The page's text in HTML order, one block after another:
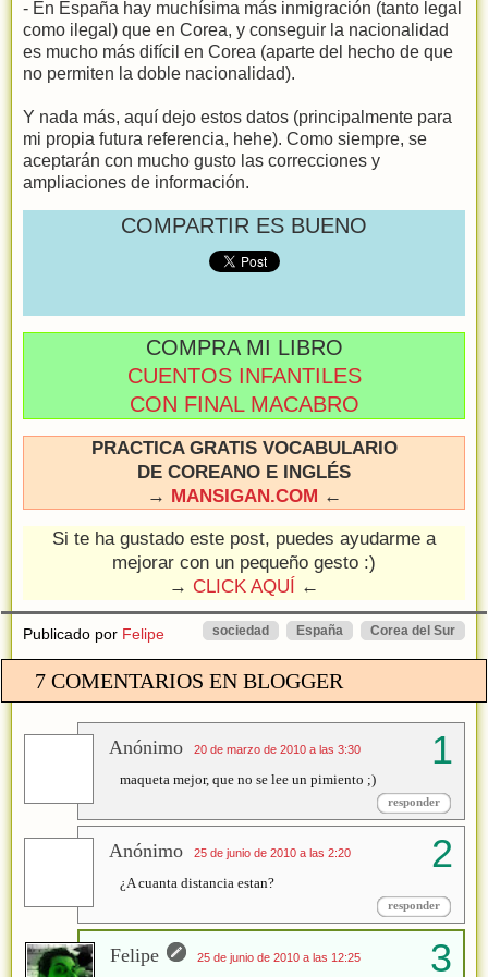
- En España hay muchísima más inmigración (tanto legal
como ilegal) que en Corea, y conseguir la nacionalidad
es mucho más difícil en Corea (aparte del hecho de que
no permiten la doble nacionalidad).
Y nada más, aquí dejo estos datos (principalmente para
mi propia futura referencia, hehe). Como siempre, se
aceptarán con mucho gusto las correcciones y
ampliaciones de información.
COMPARTIR ES BUENO
COMPRA MI LIBRO
CUENTOS INFANTILES
CON FINAL MACABRO
PRACTICA GRATIS VOCABULARIO
DE COREANO E INGLÉS
→ MANSIGAN.COM ←
Si te ha gustado este post, puedes ayudarme a
mejorar con un pequeño gesto :)
→ CLICK AQUÍ ←
Publicado por Felipe Corea del Sur
España
sociedad
7 COMENTARIOS EN BLOGGER
Anónimo 20 de marzo de 2010 a las 3:30
maqueta mejor, que no se lee un pimiento ;)
responder
Anónimo 25 de junio de 2010 a las 2:20
¿A cuanta distancia estan?
responder
Felipe 25 de junio de 2010 a las 12:25